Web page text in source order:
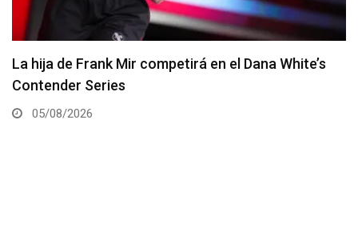
Joshua Van vs. Alexandre Pantoja 2 será la pelea
estelar del UFC 331
05/08/2026